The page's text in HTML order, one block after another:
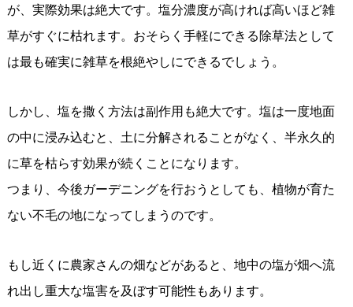
が、実際効果は絶大です。塩分濃度が高ければ高いほど雑
草がすぐに枯れます。おそらく手軽にできる除草法として
は最も確実に雑草を根絶やしにできるでしょう。
しかし、塩を撒く方法は副作用も絶大です。塩は一度地面
の中に浸み込むと、土に分解されることがなく、半永久的
に草を枯らす効果が続くことになります。
つまり、今後ガーデニングを行おうとしても、植物が育た
ない不毛の地になってしまうのです。
もし近くに農家さんの畑などがあると、地中の塩が畑へ流
れ出し重大な塩害を及ぼす可能性もあります。